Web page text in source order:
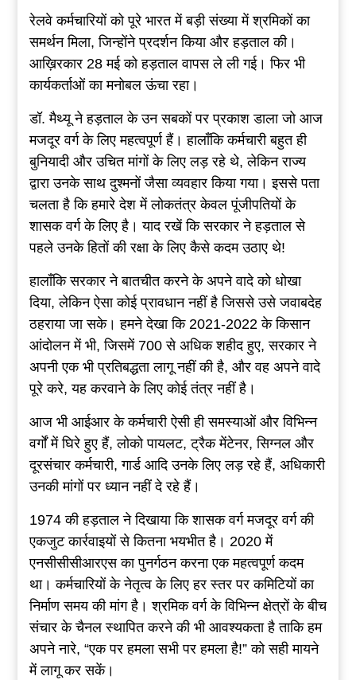
रेलवे कर्मचारियों को पूरे भारत में बड़ी संख्या में श्रमिकों का
समर्थन मिला, जिन्होंने प्रदर्शन किया और हड़ताल की।
आख़िरकार 28 मई को हड़ताल वापस ले ली गई। फिर भी
कार्यकर्ताओं का मनोबल ऊंचा रहा।
डॉ. मैथ्यू ने हड़ताल के उन सबकों पर प्रकाश डाला जो आज
मजदूर वर्ग के लिए महत्वपूर्ण हैं। हालाँकि कर्मचारी बहुत ही
बुनियादी और उचित मांगों के लिए लड़ रहे थे, लेकिन राज्य
द्वारा उनके साथ दुश्मनों जैसा व्यवहार किया गया। इससे पता
चलता है कि हमारे देश में लोकतंत्र केवल पूंजीपतियों के
शासक वर्ग के लिए है। याद रखें कि सरकार ने हड़ताल से
पहले उनके हितों की रक्षा के लिए कैसे कदम उठाए थे!
हालाँकि सरकार ने बातचीत करने के अपने वादे को धोखा
दिया, लेकिन ऐसा कोई प्रावधान नहीं है जिससे उसे जवाबदेह
ठहराया जा सके। हमने देखा कि 2021-2022 के किसान
आंदोलन में भी, जिसमें 700 से अधिक शहीद हुए, सरकार ने
अपनी एक भी प्रतिबद्धता लागू नहीं की है, और वह अपने वादे
पूरे करे, यह करवाने के लिए कोई तंत्र नहीं है।
आज भी आईआर के कर्मचारी ऐसी ही समस्याओं और विभिन्न
वर्गों में घिरे हुए हैं, लोको पायलट, ट्रैक मेंटेनर, सिग्नल और
दूरसंचार कर्मचारी, गार्ड आदि उनके लिए लड़ रहे हैं, अधिकारी
उनकी मांगों पर ध्यान नहीं दे रहे हैं।
1974 की हड़ताल ने दिखाया कि शासक वर्ग मजदूर वर्ग की
एकजुट कार्रवाइयों से कितना भयभीत है। 2020 में
एनसीसीसीआरएस का पुनर्गठन करना एक महत्वपूर्ण कदम
था। कर्मचारियों के नेतृत्व के लिए हर स्तर पर कमिटियों का
निर्माण समय की मांग है। श्रमिक वर्ग के विभिन्न क्षेत्रों के बीच
संचार के चैनल स्थापित करने की भी आवश्यकता है ताकि हम
अपने नारे, “एक पर हमला सभी पर हमला है!” को सही मायने
में लागू कर सकें।